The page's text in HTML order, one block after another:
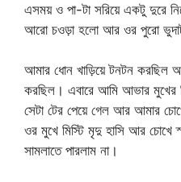
এসময় ও পা-টা সরিয়ে একটু দুরে
আরো চওড়া হলো আর ওর পুরো ভুদাটা
আমার ধোন খাড়িয়ে টনটন করছিল
করছিল। এবারে আমি আভার মুখের
সেটা টের পেয়ে গেল আর আমার
ওর মুখে মিস্টি মৃদু হাসি আর
সামলাতে পারলাম না।